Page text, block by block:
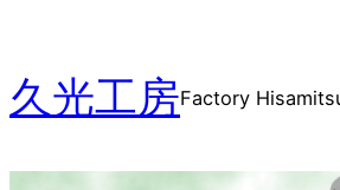
を
ス
ッ
久光工房Factory